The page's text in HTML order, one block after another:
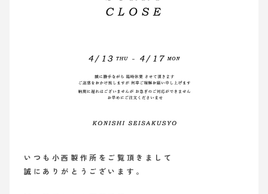
いつも小西製作所をご覧頂きまして
誠にありがとうございます。